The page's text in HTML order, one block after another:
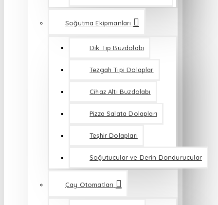
Soğutma Ekipmanları
Dik Tip Buzdolabı
Tezgah Tipi Dolaplar
Cihaz Altı Buzdolabı
Pizza Salata Dolapları
Teşhir Dolapları
Soğutucular ve Derin Dondurucular
Çay Otomatları